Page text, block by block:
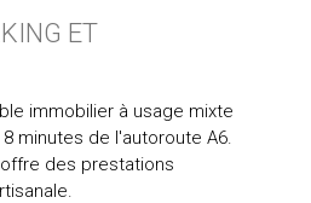
ET
immobilier à usage mixte
minutes de l'autoroute A6.
des prestations